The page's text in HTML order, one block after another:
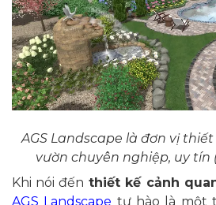
AGS Landscape là đơn vị
vườn chuyên nghiệp, uy tín
Khi nói đến thiết kế cảnh
AGS Landscape tự hào là một